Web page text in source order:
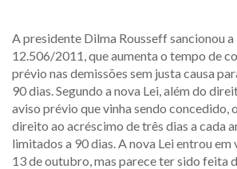
A presidente Dilma Rousseff sancionou a
12.506/2011, que aumenta o tempo de
prévio nas demissões sem justa causa
90 dias. Segundo a nova Lei, além do
aviso prévio que vinha sendo concedido,
direito ao acréscimo de três dias a cada
limitados a 90 dias. A nova Lei entrou
13 de outubro, mas parece ter sido feita